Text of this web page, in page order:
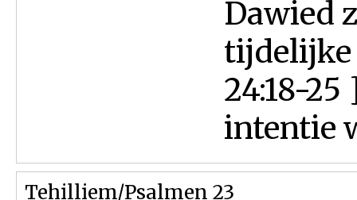
Dawied
tijdelijke
24:18-
intentie
Tehilliem/Psalmen 23